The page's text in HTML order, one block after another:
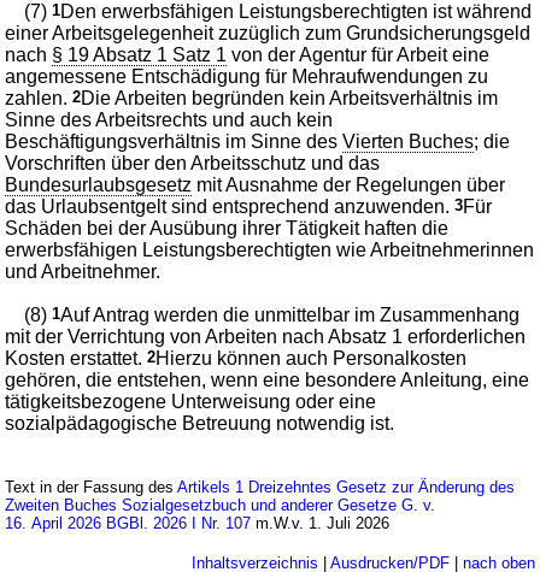
(7)1Den erwerbsfähigen Leistungsberechtigten ist während
einer Arbeitsgelegenheit zuzüglich zum Grundsicherungsgeld
nach § 19 Absatz 1 Satz 1 von der Agentur für Arbeit eine
angemessene Entschädigung für Mehraufwendungen zu
zahlen.2Die Arbeiten begründen kein Arbeitsverhältnis im
Sinne des Arbeitsrechts und auch kein
Beschäftigungsverhältnis im Sinne desVierten Buches; die
Vorschriften über den Arbeitsschutz und das
Bundesurlaubsgesetz mit Ausnahme der Regelungen über
das Urlaubsentgelt sind entsprechend anzuwenden.3Für
Schäden bei der Ausübung ihrer Tätigkeit haften die
erwerbsfähigen Leistungsberechtigten wie Arbeitnehmerinnen
und Arbeitnehmer.
(8)1Auf Antrag werden die unmittelbar im Zusammenhang
mit der Verrichtung von Arbeiten nach Absatz 1 erforderlichen
Kosten erstattet.2Hierzu können auch Personalkosten
gehören, die entstehen, wenn eine besondere Anleitung, eine
tätigkeitsbezogene Unterweisung oder eine
sozialpädagogische Betreuung notwendig ist.
Text in der Fassung desArtikels 1 Dreizehntes Gesetz zur Änderung des
Zweiten Buches Sozialgesetzbuch und anderer Gesetze G. v.
16. April 2026 BGBl. 2026 I Nr. 107 m.W.v. 1. Juli 2026
Inhaltsverzeichnis Ausdrucken/PDF| nach oben